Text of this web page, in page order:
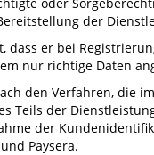
der
dass er bei
nur richtige Daten
den Verfahren, die
Teils der
der
Paysera.